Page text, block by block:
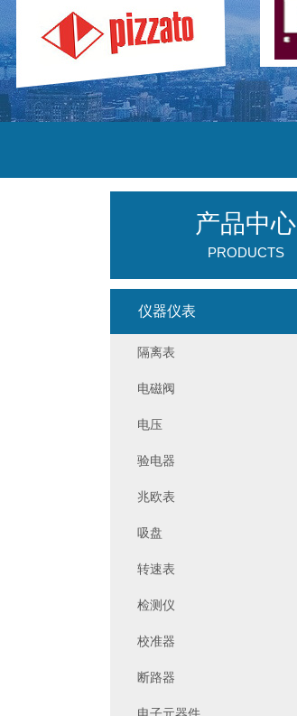
产品中心
PRODUCTS
仪器仪表
隔离表
电磁阀
电压
验电器
兆欧表
吸盘
转速表
检测仪
校准器
断路器